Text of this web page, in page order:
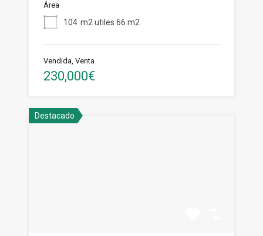
Área
104 m2 utiles 66 m2
Vendida, Venta
230,000€
Destacado